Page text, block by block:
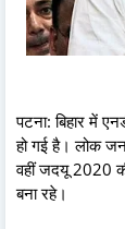
पटना: बिहार में
हो गई है। लोक
वहीं जदयू 2020
बना रहे।